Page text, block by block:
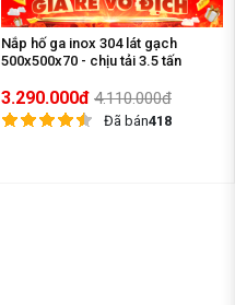
Nắp hố ga inox 304 lát gạch
500x500x70 - chịu tải 3.5 tấn
3.290.000đ 4.110.000đ
Đã bán418